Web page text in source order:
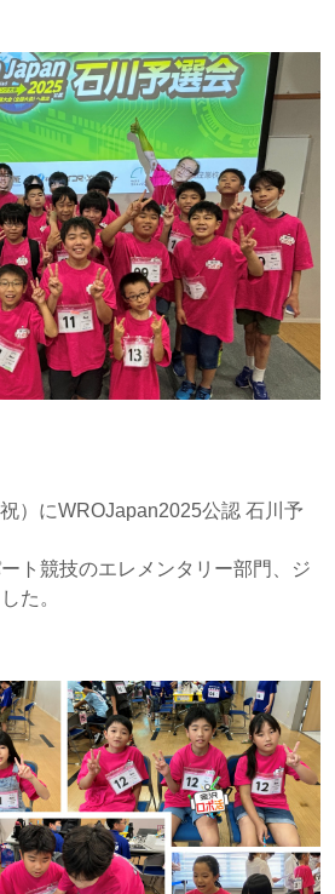
）にWROJapan2025公認 石川予
ト競技のエレメンタリー部門、ジ
た。